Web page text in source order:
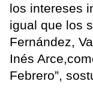
los intereses
igual que los
Fernández,
Inés
Febrero”,